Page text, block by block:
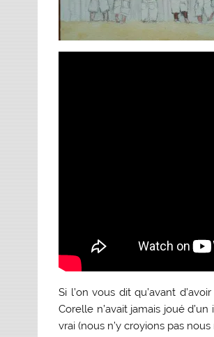
Si l’on vous dit qu’avant
Corelle n’avait jamais joué
vrai (nous n’y croyions pas